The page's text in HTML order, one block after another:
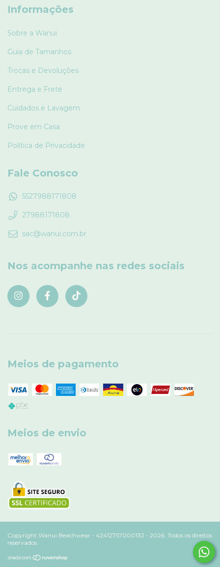
Informações
Sobre a Wanui
Guia de Tamanhos
Trocas e Devoluções
Entrega e Frete
Cuidados e Lavagem
Prove em Casa
Política de Privacidade
Fale Conosco
5527988171808
27988171808
sac@wanui.com.br
Nos acompanhe nas redes sociais
Meios de pagamento
Meios de envio
Copyright Wanui Beachwear - 42412757000132 - 2026. Todos os direitos
reservados.